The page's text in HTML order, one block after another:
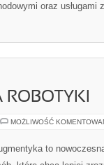
oraz usługami
MOŻLIWOŚĆ
to